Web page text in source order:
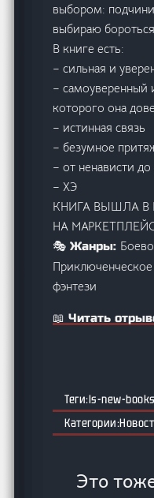
выбором:
выбираю бороться.
В книге есть:
– сильная и
– самоуверенный
которого она
– истинная связь
– безумное
– от ненависти
– ХЭ
КНИГА ВЫШЛА
НА
🎭 Жанры:
фэнтези
📖 Читать
ls-new-books
Это